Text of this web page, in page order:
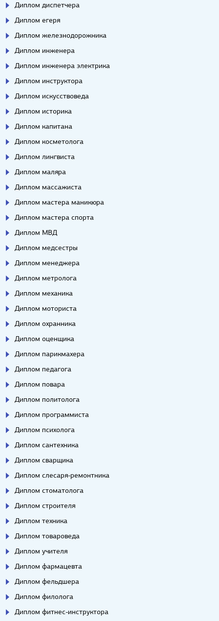
Диплом диспетчера
Диплом егеря
Диплом железнодорожника
Диплом инженера
Диплом инженера электрика
Диплом инструктора
Диплом искусствоведа
Диплом историка
Диплом капитана
Диплом косметолога
Диплом лингвиста
Диплом маляра
Диплом массажиста
Диплом мастера маникюра
Диплом мастера спорта
Диплом МВД
Диплом медсестры
Диплом менеджера
Диплом метролога
Диплом механика
Диплом моториста
Диплом охранника
Диплом оценщика
Диплом парикмахера
Диплом педагога
Диплом повара
Диплом политолога
Диплом программиста
Диплом психолога
Диплом сантехника
Диплом сварщика
Диплом слесаря-ремонтника
Диплом стоматолога
Диплом строителя
Диплом техника
Диплом товароведа
Диплом учителя
Диплом фармацевта
Диплом фельдшера
Диплом филолога
Диплом фитнес-инструктора